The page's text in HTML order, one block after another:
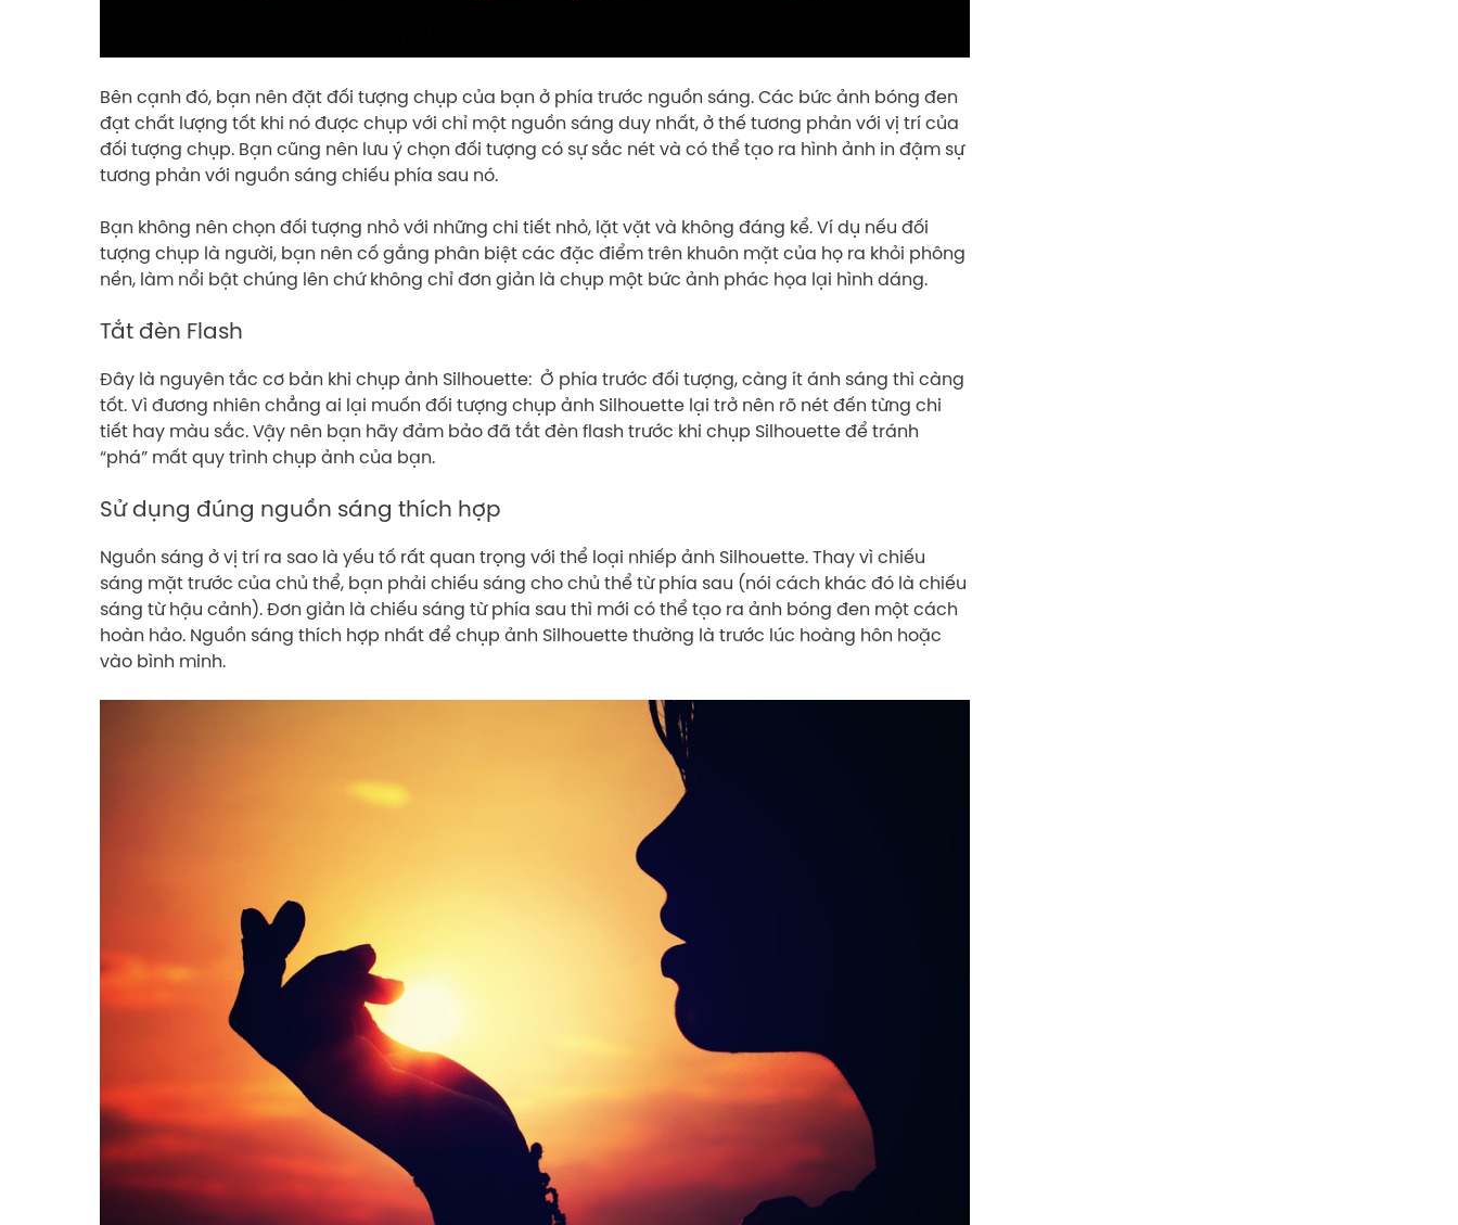
Bên cạnh đó, bạn nên đặt đối tượng chụp của bạn ở phía trước nguồn sáng. Các bức ảnh bóng đen
đạt chất lượng tốt khi nó được chụp với chỉ một nguồn sáng duy nhất, ở thế tương phản với vị trí của
đối tượng chụp. Bạn cũng nên lưu ý chọn đối tượng có sự sắc nét và có thể tạo ra hình ảnh in đậm sự
tương phản với nguồn sáng chiếu phía sau nó.
Bạn không nên chọn đối tượng nhỏ với những chi tiết nhỏ, lặt vặt và không đáng kể. Ví dụ nếu đối
tượng chụp là người, bạn nên cố gắng phân biệt các đặc điểm trên khuôn mặt của họ ra khỏi phông
nền, làm nổi bật chúng lên chứ không chỉ đơn giản là chụp một bức ảnh phác họa lại hình dáng.
Tắt đèn Flash
Đây là nguyên tắc cơ bản khi chụp ảnh Silhouette: Ở phía trước đối tượng, càng ít ánh sáng thì càng
tốt. Vì đương nhiên chẳng ai lại muốn đối tượng chụp ảnh Silhouette lại trở nên rõ nét đến từng chi
tiết hay màu sắc. Vậy nên bạn hãy đảm bảo đã tắt đèn flash trước khi chụp Silhouette để tránh
“phá” mất quy trình chụp ảnh của bạn.
Sử dụng đúng nguồn sáng thích hợp
Nguồn sáng ở vị trí ra sao là yếu tố rất quan trọng với thể loại nhiếp ảnh Silhouette. Thay vì chiếu
sáng mặt trước của chủ thể, bạn phải chiếu sáng cho chủ thể từ phía sau (nói cách khác đó là chiếu
sáng từ hậu cảnh). Đơn giản là chiếu sáng từ phía sau thì mới có thể tạo ra ảnh bóng đen một cách
hoàn hảo. Nguồn sáng thích hợp nhất để chụp ảnh Silhouette thường là trước lúc hoàng hôn hoặc
vào bình minh.